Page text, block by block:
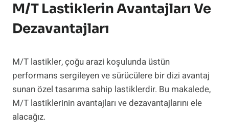
M/T Lastiklerin Avantajları Ve
Dezavantajları
M/T lastikler, çoğu arazi koşulunda üstün
performans sergileyen ve sürücülere bir dizi avantaj
sunan özel tasarıma sahip lastiklerdir. Bu makalede,
M/T lastiklerinin avantajları ve dezavantajlarını ele
alacağız.